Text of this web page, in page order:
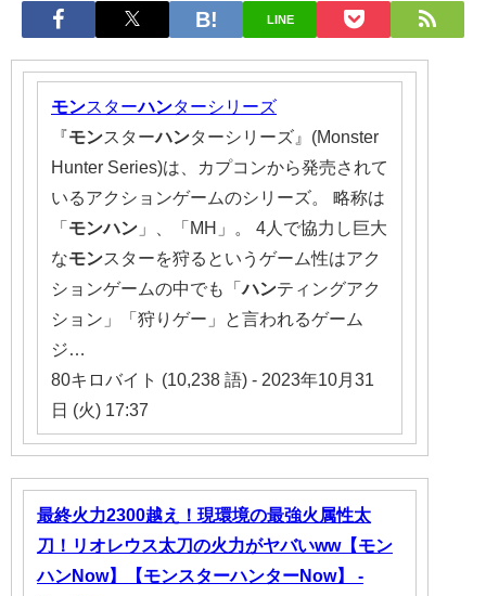
LINE
モンスターハンターシリーズ
『モンスターハンターシリーズ』(Monster
Hunter Series)は、カプコンから発売されて
いるアクションゲームのシリーズ。 略称は
「 モンハン 」、「MH」。 4人で協力し巨大
なモンスターを狩るというゲーム性はアク
ションゲームの中でも「 ハンティングアク
ション」「狩りゲー」と言われるゲーム
ジ…
80キロバイト (10,238 語) - 2023年10月31
日 (火) 17:37
最終火力2300越え！現環境の最強火属性太
刀！リオレウス太刀の火力がヤバいww【モン
ハンNow】【モンスターハンターNow】 -